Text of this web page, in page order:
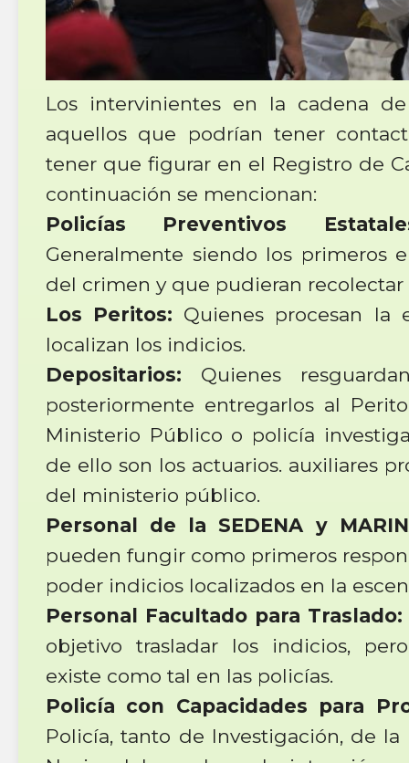
Los intervinientes en la cadena
aquellos que podrían tener
tener que figurar en el Registro de
continuación se mencionan:
Policías Preventivos
Generalmente siendo los primeros
del crimen y que pudieran
Los Peritos: Quienes procesan la
localizan los indicios.
Depositarios: Quienes
posteriormente entregarlos al
Ministerio Público o policía
de ello son los actuarios. auxiliares
del ministerio público.
Personal de la SEDENA y
pueden fungir como primeros
poder indicios localizados en la
Personal Facultado para Traslado:
objetivo trasladar los indicios,
existe como tal en las policías.
Policía con Capacidades para
Policía, tanto de Investigación, de la